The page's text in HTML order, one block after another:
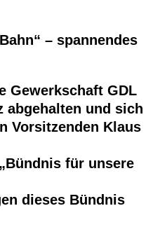
– spannendes
Gewerkschaft GDL
abgehalten und sich
Vorsitzenden Klaus
für unsere
dieses Bündnis